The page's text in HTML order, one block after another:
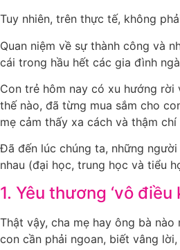
Tuy nhiên, trên thực tế, không
Quan niệm về sự thành công và
cái trong hầu hết các gia đình
Con trẻ hôm nay có xu hướng
thế nào, đã từng mua sắm cho
mẹ cảm thấy xa cách và thậm
Đã đến lúc chúng ta, những
nhau (đại học, trung học và tiểu
1. Yêu thương ‘vô điều
Thật vậy, cha mẹ hay ông bà
con cần phải ngoan, biết vâng